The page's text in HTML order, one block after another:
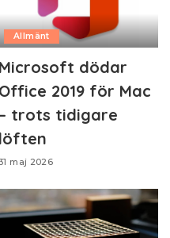
Allmänt
Microsoft dödar
Office 2019 för Mac
– trots tidigare
löften
maj 2026